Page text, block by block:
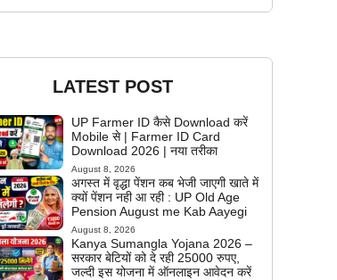
LATEST POST
UP Farmer ID कैसे Download करें
Mobile से | Farmer ID Card
Download 2026 | नया तरीका
August 8, 2026
अगस्त में वृद्धा पेंशन कब भेजी जाएगी खाते में
क्यों पेंशन नही आ रही : UP Old Age
Pension August me Kab Aayegi
August 8, 2026
Kanya Sumangla Yojana 2026 –
सरकार बेटियों को दे रही 25000 रुपए,
जल्दी इस योजना में ऑनलाइन आवेदन करें